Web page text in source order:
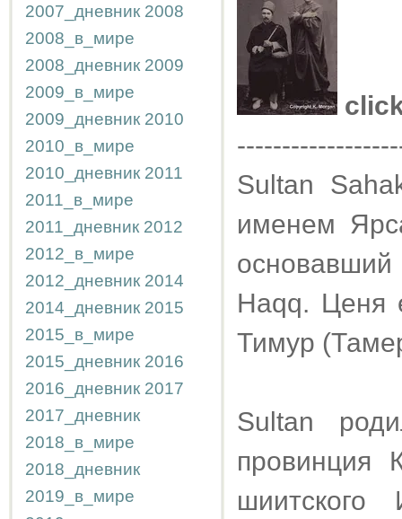
2007_дневник 2008
2008_в_мире
2008_дневник 2009
2009_в_мире
2009_дневник 2010
2010_в_мире
2010_дневник 2011
2011_в_мире
2011_дневник 2012
2012_в_мире
2012_дневник 2014
2014_дневник 2015
2015_в_мире
2015_дневник 2016
2016_дневник 2017
2017_дневник
2018_в_мире
2018_дневник
2019_в_мире
Sultan
именем
Haqq. Ценя
Тимур
Sultan
провинция